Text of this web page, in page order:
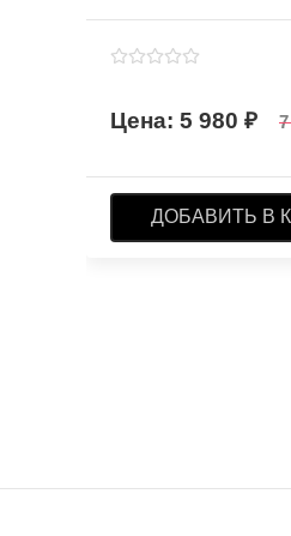
5 980
ДОБАВИТЬ В